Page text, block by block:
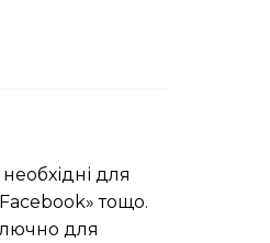
для
тощо.
для